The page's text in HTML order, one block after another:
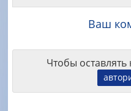
Ваш
Чтобы